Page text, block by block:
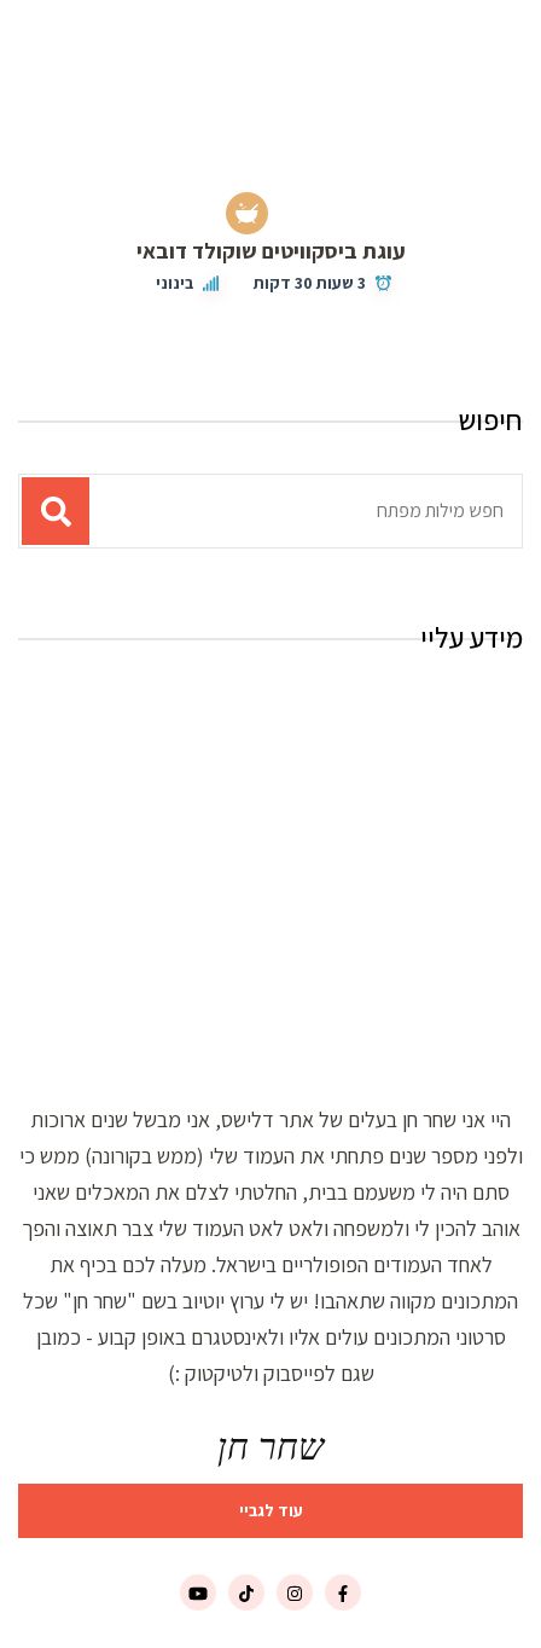
עוגת ביסקוויטים שוקולד דובאי
3 שעות 30 דקות בינוני
חיפוש
מידע עליי
היי אני שחר חן בעלים של אתר דלישס, אני מבשל שנים ארוכות
ולפני מספר שנים פתחתי את העמוד שלי (ממש בקורונה) ממש כי
סתם היה לי משעמם בבית, החלטתי לצלם את המאכלים שאני
אוהב להכין לי ולמשפחה ולאט לאט העמוד שלי צבר תאוצה והפך
לאחד העמודים הפופולריים בישראל. מעלה לכם בכיף את
המתכונים מקווה שתאהבו! יש לי ערוץ יוטיוב בשם "שחר חן" שכל
סרטוני המתכונים עולים אליו ולאינסטגרם באופן קבוע - כמובן
שגם לפייסבוק ולטיקטוק :)
שחר חן
עוד לגביי